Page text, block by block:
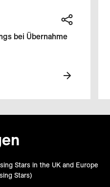
bei Übernahme
Stars in the UK and Europe
Stars)